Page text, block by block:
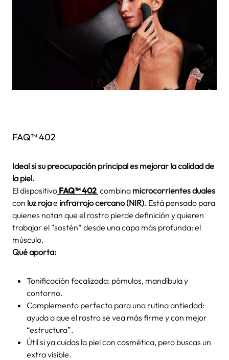
FAQ™ 402
Ideal si su preocupación principal es mejorar la calidad de
la piel.
El dispositivo FAQ™ 402 combina microcorrientes duales
con luz rojae infrarrojo cercano (NIR). Está pensado para
quienes notan que el rostro pierde definición y quieren
trabajar el “sostén” desde una capa más profunda: el
músculo.
Qué aporta:
Tonificación focalizada: pómulos, mandíbula y
contorno.
Complemento perfecto para una rutina antiedad:
ayuda a que el rostro se vea más firme y con mejor
“estructura”.
Útil si ya cuidas la piel con cosmética, pero buscas un
extra visible.